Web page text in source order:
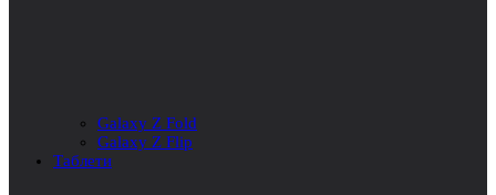
Galaxy Z Fold
Galaxy Z Flip
Таблети